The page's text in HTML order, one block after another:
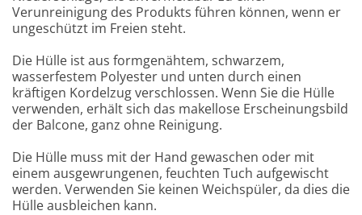
Verunreinigung des Produkts führen können, wenn er
ungeschützt im Freien steht.
Die Hülle ist aus formgenähtem, schwarzem,
wasserfestem Polyester und unten durch einen
kräftigen Kordelzug verschlossen. Wenn Sie die Hülle
verwenden, erhält sich das makellose Erscheinungsbild
der Balcone, ganz ohne Reinigung.
Die Hülle muss mit der Hand gewaschen oder mit
einem ausgewrungenen, feuchten Tuch aufgewischt
werden. Verwenden Sie keinen Weichspüler, da dies die
Hülle ausbleichen kann.